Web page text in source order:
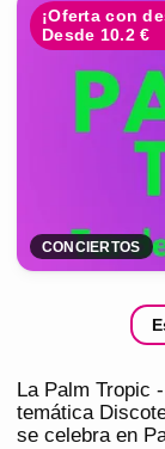
¡Oferta con
Desde 10.2 €
CONCIERTOS
La Palm Tropic
temática
se celebra en